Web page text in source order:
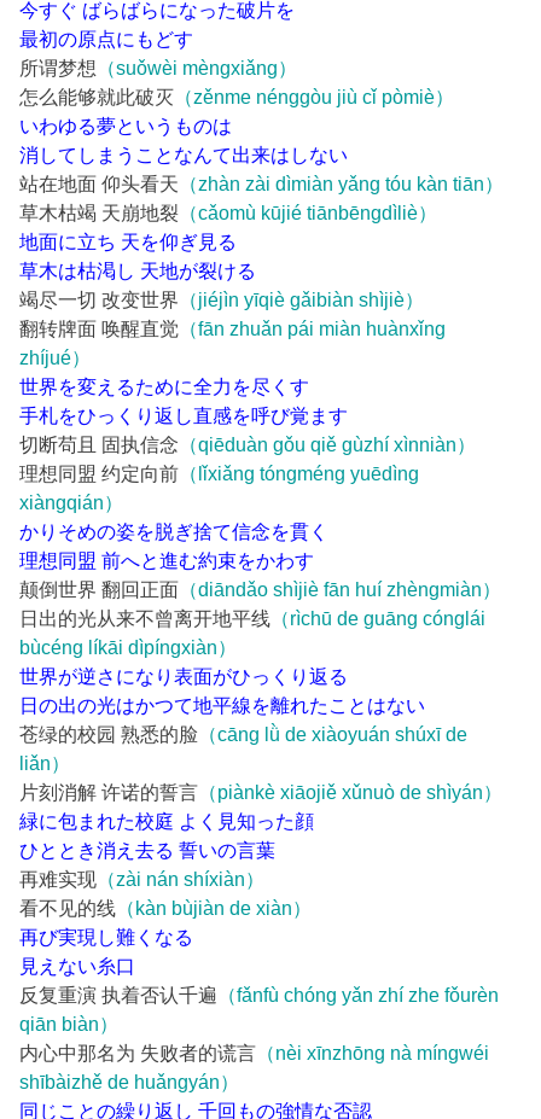
今すぐ ばらばらになった破片を
最初の原点にもどす
所谓梦想 （suǒwèi mèngxiǎng）
怎么能够就此破灭 （zěnme nénggòu jiù cǐ pòmiè）
いわゆる夢というものは
消してしまうことなんて出来はしない
站在地面 仰头看天 （zhàn zài dìmiàn yǎng tóu kàn tiān）
草木枯竭 天崩地裂 （cǎomù kūjié tiānbēngdìliè）
地面に立ち 天を仰ぎ見る
草木は枯渇し 天地が裂ける
竭尽一切 改变世界 （jiéjìn yīqiè gǎibiàn shìjiè）
翻转牌面 唤醒直觉 （fān zhuǎn pái miàn huànxǐng
zhíjué）
世界を変えるために全力を尽くす
手札をひっくり返し直感を呼び覚ます
切断苟且 固执信念 （qiēduàn gǒu qiě gùzhí xìnniàn）
理想同盟 约定向前 （lǐxiǎng tóngméng yuēdìng
xiàngqián）
かりそめの姿を脱ぎ捨て信念を貫く
理想同盟 前へと進む約束をかわす
颠倒世界 翻回正面 （diāndǎo shìjiè fān huí zhèngmiàn）
日出的光从来不曾离开地平线 （rìchū de guāng cónglái
bùcéng líkāi dìpíngxiàn）
世界が逆さになり表面がひっくり返る
日の出の光はかつて地平線を離れたことはない
苍绿的校园 熟悉的脸 （cāng lǜ de xiàoyuán shúxī de
liǎn）
片刻消解 许诺的誓言 （piànkè xiāojiě xǔnuò de shìyán）
緑に包まれた校庭 よく見知った顔
ひととき消え去る 誓いの言葉
再难实现 （zài nán shíxiàn）
看不见的线 （kàn bùjiàn de xiàn）
再び実現し難くなる
見えない糸口
反复重演 执着否认千遍 （fǎnfù chóng yǎn zhí zhe fǒurèn
qiān biàn）
内心中那名为 失败者的谎言 （nèi xīnzhōng nà míngwéi
shībàizhě de huǎngyán）
同じことの繰り返し 千回もの強情な否認